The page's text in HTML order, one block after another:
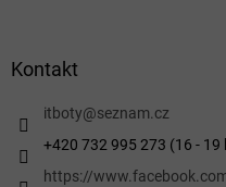
Kontakt
itboty@seznam.cz
+420 732 995 273 (16 - 19
https://